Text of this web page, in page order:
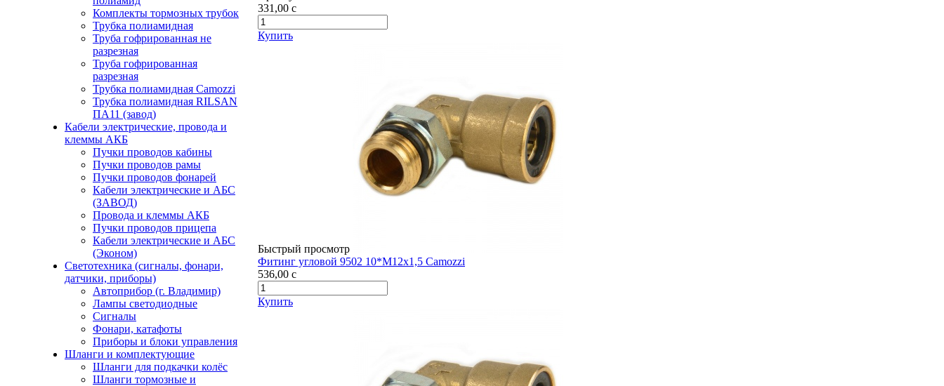
Комплекты тормозных трубок
Трубка полиамидная
Труба гофрированная не
разрезная
Труба гофрированная
разрезная
Трубка полиамидная Camozzi
Трубка полиамидная RILSAN
ПА11 (завод)
Кабели электрические, провода и
клеммы АКБ
Пучки проводов кабины
Пучки проводов рамы
Пучки проводов фонарей
Кабели электрические и АБС
(ЗАВОД)
Провода и клеммы АКБ
Пучки проводов прицепа
Кабели электрические и АБС
(Эконом)
Светотехника (сигналы, фонари,
датчики, приборы)
Автоприбор (г. Владимир)
Лампы светодиодные
Сигналы
Фонари, катафоты
Приборы и блоки управления
Шланги и комплектующие
Шланги для подкачки колёс
Шланги тормозные и
331,00 c
Купить
Быстрый просмотр
Фитинг угловой 9502 10*М12х1,5 Camozzi
536,00 c
Купить